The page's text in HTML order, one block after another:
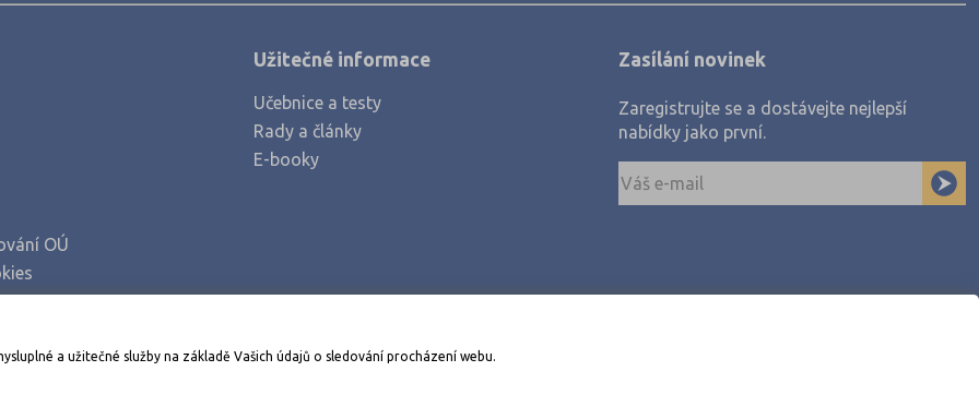
Olomouc (7)
Pardubice (1)
OÚ
Stáhněte si aplikaci Adresář škol
Užitečné informace
Učebnice a testy
Rady a články
E-booky
Zasílání novinek
Zaregistrujte se a dostávejte nejlepší
nabídky jako první.
a užitečné služby na základě Vašich údajů o sledování procházení webu.